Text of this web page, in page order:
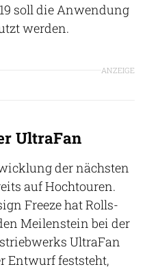
soll die Anwendung
werden.
ANZEIGE
UltraFan
der nächsten
auf Hochtouren.
Freeze hat Rolls-
Meilenstein bei der
UltraFan
Entwurf feststeht,